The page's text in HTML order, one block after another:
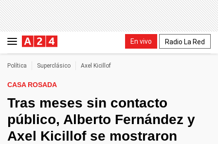
En vivo Radio La Red
Política Superclásico Axel Kicillof
CASA ROSADA
Tras meses sin contacto
público, Alberto Fernández y
Axel Kicillof se mostraron